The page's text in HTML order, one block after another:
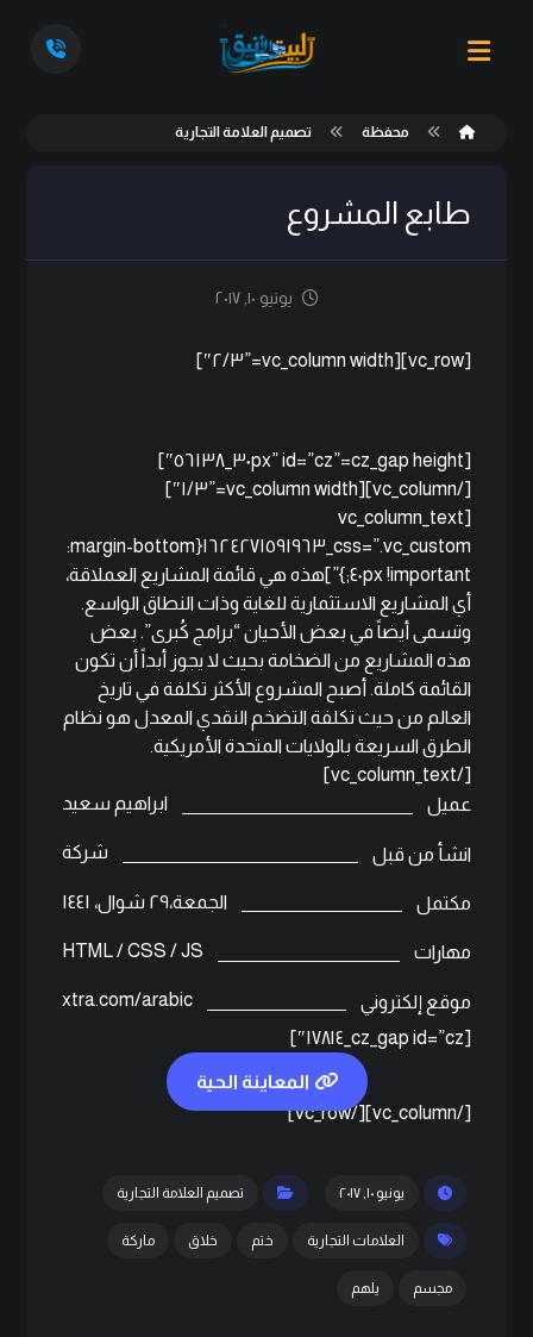
محفظة تصميم العلامة التجارية
طابع المشروع
يونيو ١٠, ٢٠١٧
[vc_row][vc_column width=”٢/٣″]
[cz_gap height=”٣٠px” id=”cz_٥٦١٣٨″]
[/vc_column][vc_column width=”١/٣″]
[vc_column_text
css=”.vc_custom_١٦٢٤٢٧١٥٩١٩٦٣{margin-bottom:
٤٠px !important;}”]هذه هي قائمة المشاريع العملاقة،
أي المشاريع الاستثمارية للغاية وذات النطاق الواسع.
وتسمى أيضاً في بعض الأحيان “برامج كُبرى”. بعض
هذه المشاريع من الضخامة بحيث لا يجوز أبداً أن تكون
القائمة كاملة. أصبح المشروع الأكثر تكلفة في تاريخ
العالم من حيث تكلفة التضخم النقدي المعدل هو نظام
الطرق السريعة بالولايات المتحدة الأمريكية.
[/vc_column_text]
عميل
ابراهيم سعيد
انشأ من قبل شركة
مكتمل الجمعة،٢٩ شوال، ١٤٤١
مهارات HTML / CSS / JS
موقع إلكتروني
xtra.com/arabic
[cz_gap id=”cz_١٧٨١٤″]
المعاينة الحية
[/vc_column][/vc_row]
يونيو ١٠, ٢٠١٧ تصميم العلامة التجارية
العلامات التجارية ختم خلاق ماركة
مجسم يلهم